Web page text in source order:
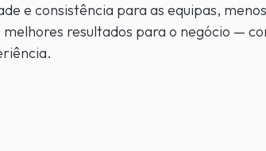
e consistência para as equipas,
melhores resultados para o negócio —